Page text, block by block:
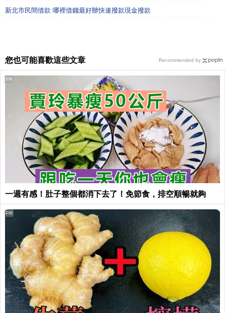
新北市民間借款 哪裡借錢最好辦快速撥款現金撥款
您也可能喜歡這些文章
一週有感！肚子整個都消下去了！免節食，排空順暢就夠
PR
PR
Recommended by